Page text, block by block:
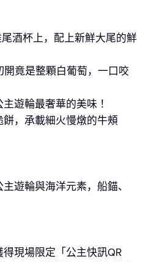
酒杯上，配上新鮮大尾的鮮
竟是整顆白葡萄，一口咬
遊輪最奢華的美味！
，承載細火慢燉的牛頰
遊輪與海洋元素，船錨、
現場限定「公主快訊QR